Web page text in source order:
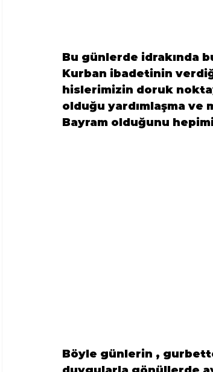
Bu günlerde idrakında
Kurban ibadetinin
hislerimizin doruk
olduğu yardımlaşma ve
Bayram olduğunu
Böyle günlerin ,